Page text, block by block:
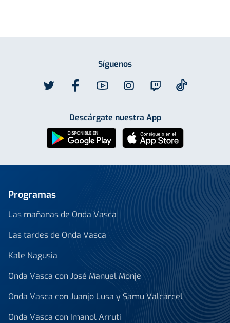
Síguenos
Descárgate nuestra App
Programas
Las mañanas de Onda Vasca
Las tardes de Onda Vasca
Kale Nagusia
Onda Vasca con José Manuel Monje
Onda Vasca con Juanjo Lusa y Samu Valcárcel
Onda Vasca con Imanol Arruti